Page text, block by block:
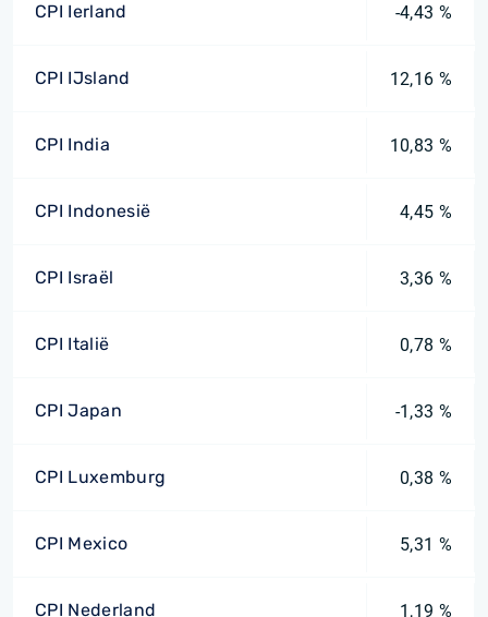
CPI Ierland -4,43 %
CPI IJsland 12,16 %
CPI India 10,83 %
CPI Indonesië 4,45 %
CPI Israël 3,36 %
CPI Italië 0,78 %
CPI Japan -1,33 %
CPI Luxemburg 0,38 %
CPI Mexico 5,31 %
CPI Nederland 1,19 %